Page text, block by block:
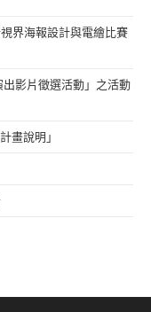
界海報設計與電繪比賽
影片徵選活動」之活動
畫說明」